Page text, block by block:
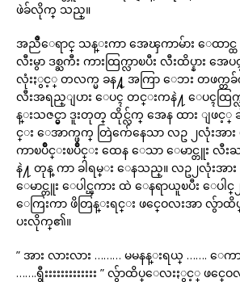
ဖဲခ်လိုက္ သည္။
အညိဳေရာင္ သန္းကာ အေၾကာမ်ား ေထာင္ထ
လီးမွာ ဒစ္ႀကီး ကားထြက္လာၿပီး လီးထိပ္နား
လုံးႏွင့္ တလက္မ ခန႔္ အကြာ ေဘး တဖက္တ
လီးအရည္ျပား ေပၚ တင္းကနဲ႔ ေပၚထြက္
န္းသဇင္မွာ ဒူးတုတ္ ထိုင္လ်က္ အေန ထား ျဖင့္
င္း ေအာက္ဖက္ တြဲက်ေနေသာ လဥ ၂လုံးအား ပါ
ကာၿပိဳင္းၿပိဳင္း ထေန ေသာ ေမာင္တူး လီး
နဲ႔ တုန္ ကာ ခါရမ္း ေနသည္။ လဥ၂လုံးအား ပ
ေမာင္တူး ေပါင္ၾကား ထဲ ေနရာယူၿပီး ေပ
ေကြးကာ ဖိတြန္းရင္း ဖင္ဝေလးအာ လွ်
ပးလိုက္၏။
” အား လားလား ……… မမနန္းရယ္ ……. ေ
…….ရွီးးးးးးးးးးးးး ” လွ်ာထိပ္ေလးႏွင့္ ဖင္